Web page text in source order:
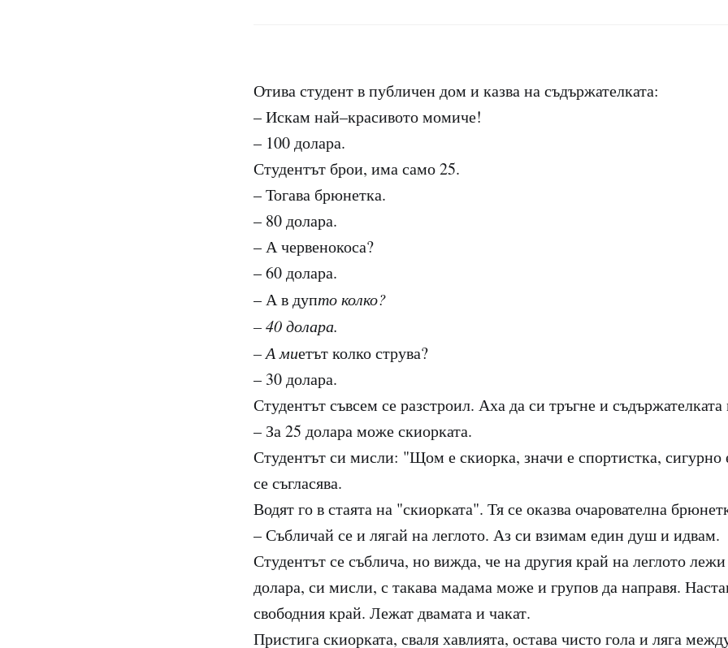
Отива студент в публичен дом и казва на съдържателката:
– Искам най–красивото момиче!
– 100 долара.
Студентът брои, има само 25.
– Тогава брюнетка.
– 80 долара.
– А червенокоса?
– 60 долара.
– А в дупто колко?
– 40 долара.
– А миетът колко струва?
– 30 долара.
Студентът съвсем се разстроил. Аха да си тръгне и съдържателката
– За 25 долара може скиорката.
Студентът си мисли: "Щом е скиорка, значи е спортистка, сигурно
се съгласява.
Водят го в стаята на "скиорката". Тя се оказва очарователна
– Събличай се и лягай на леглото. Аз си взимам един душ и идвам.
Студентът се съблича, но вижда, че на другия край на леглото
долара, си мисли, с такава мадама може и групов да направя.
свободния край. Лежат двамата и чакат.
Пристига скиорката, сваля хавлията, остава чисто гола и ляга